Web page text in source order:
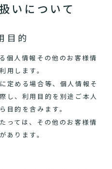
いについて
目的
個人情報その他のお客様情
用します。
定める場合等、個人情報そ
し、利用目的を別途ご本人
目的を含みます。
っては、その他のお客様情
あります。